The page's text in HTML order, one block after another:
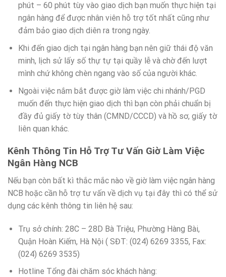
phút – 60 phút tùy vào giao dịch bạn muốn thực hiện tại
ngân hàng để được nhân viên hỗ trợ tốt nhất cũng như
đảm bảo giao dịch diên ra trong ngày.
Khi đến giao dịch tại ngân hàng bạn nên giữ thái độ văn
minh, lịch sử lấy số thự tự tại quầy lễ và chờ đến lượt
mình chứ không chèn ngang vào số của người khác.
Ngoài việc nắm bắt được giờ làm việc chi nhánh/PGD
muốn đến thực hiện giao dịch thì bạn còn phải chuẩn bị
đầy đủ giấy tờ tùy thân (CMND/CCCD) và hồ sơ, giấy tờ
liên quan khác.
Kênh Thông Tin Hỗ Trợ Tư Vấn Giờ Làm Việc
Ngân Hàng NCB
Nếu bạn còn bất kì thắc mắc nào về giờ làm việc ngân hàng
NCB hoặc cần hỗ trợ tư vấn về dịch vụ tại đây thì có thể sử
dụng các kênh thông tin liên hệ sau:
Trụ sở chính: 28C – 28D Bà Triệu, Phường Hàng Bài,
Quận Hoàn Kiếm, Hà Nội ( SĐT: (024) 6269 3355, Fax:
(024) 6269 3535)
Hotline Tổng đài chăm sóc khách hàng: